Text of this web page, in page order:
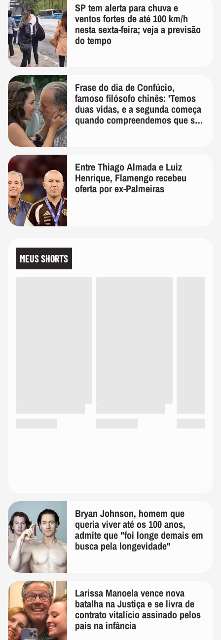
SP tem alerta para chuva e
ventos fortes de até 100 km/h
nesta sexta-feira; veja a previsão
do tempo
Frase do dia de Confúcio,
famoso filósofo chinês: 'Temos
duas vidas, e a segunda começa
quando compreendemos que só
Entre Thiago Almada e Luiz
Henrique, Flamengo recebeu
oferta por ex-Palmeiras
MEUS SHORTS
Bryan Johnson, homem que
queria viver até os 100 anos,
admite que "foi longe demais em
busca pela longevidade"
Larissa Manoela vence nova
batalha na Justiça e se livra de
contrato vitalício assinado pelos
pais na infância